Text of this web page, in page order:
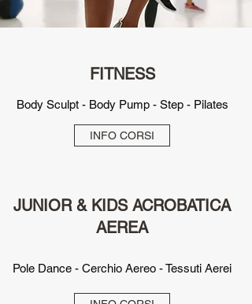
FITNESS
Body Sculpt - Body Pump - Step - Pilates
INFO CORSI
JUNIOR & KIDS ACROBATICA
AEREA
Pole Dance - Cerchio Aereo - Tessuti Aerei